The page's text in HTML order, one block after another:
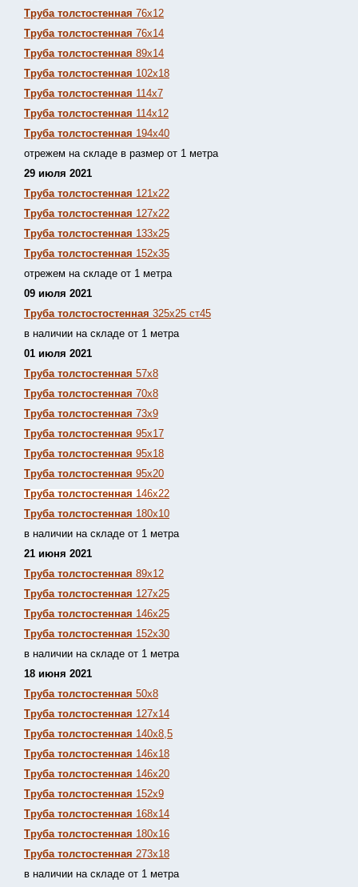
Труба толстостенная 76х12
Труба толстостенная 76х14
Труба толстостенная 89х14
Труба толстостенная 102х18
Труба толстостенная 114х7
Труба толстостенная 114х12
Труба толстостенная 194х40
отрежем на складе в размер от 1 метра
29 июля 2021
Труба толстостенная 121х22
Труба толстостенная 127х22
Труба толстостенная 133х25
Труба толстостенная 152х35
отрежем на складе от 1 метра
09 июля 2021
Труба толстостостенная 325х25 ст45
в наличии на складе от 1 метра
01 июля 2021
Труба толстостенная 57х8
Труба толстостенная 70х8
Труба толстостенная 73х9
Труба толстостенная 95х17
Труба толстостенная 95х18
Труба толстостенная 95х20
Труба толстостенная 146х22
Труба толстостенная 180х10
в наличии на складе от 1 метра
21 июня 2021
Труба толстостенная 89х12
Труба толстостенная 127х25
Труба толстостенная 146х25
Труба толстостенная 152х30
в наличии на складе от 1 метра
18 июня 2021
Труба толстостенная 50х8
Труба толстостенная 127х14
Труба толстостенная 140х8,5
Труба толстостенная 146х18
Труба толстостенная 146х20
Труба толстостенная 152х9
Труба толстостенная 168х14
Труба толстостенная 180х16
Труба толстостенная 273х18
в наличии на складе от 1 метра